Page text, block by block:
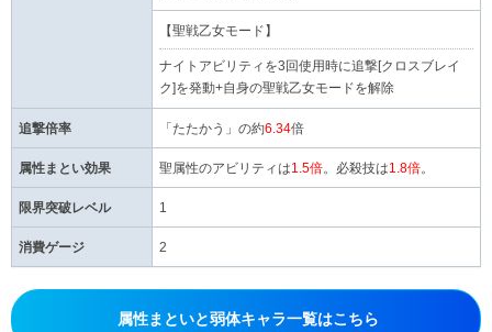
【聖戦乙女モード】
ナイトアビリティを3回使用時に追撃[クロスブレイ
ク]を発動+自身の聖戦乙女モードを解除
追撃倍率 「たたかう」の約6.34倍
属性まとい効果 聖属性のアビリティは1.5倍。必殺技は1.8倍。
限界突破レベル 1
消費ゲージ 2
属性まといと弱体キャラ一覧はこちら